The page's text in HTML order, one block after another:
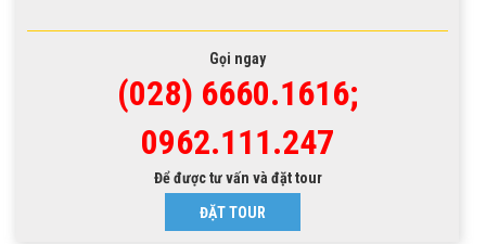
Gọi ngay
(028) 6660.1616;
0962.111.247
Để được tư vấn và đặt tour
ĐẶT TOUR